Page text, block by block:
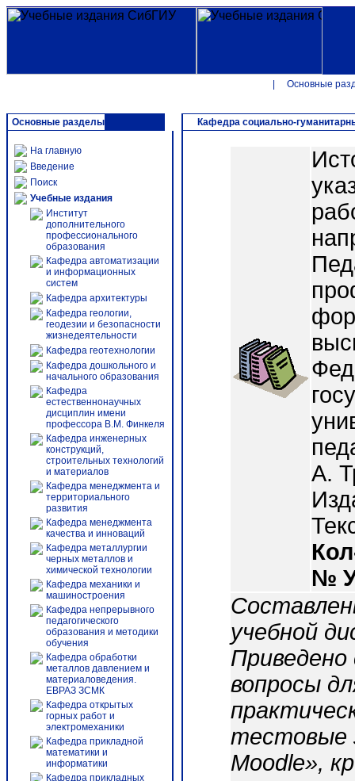
Основные
Основные разделы
На главную
Введение
Поиск
Учебные издания
Институт
дополнительного
профессионального
образования
Кафедра автоматизации
и информационных
систем
Кафедра архитектуры
Кафедра геологии,
геодезии и безопасности
жизнедеятельности
Кафедра геотехнологии
Кафедра дошкольного и
начального образования
Кафедра
естественнонаучных
дисциплин имени
профессора В.М. Финкеля
Кафедра инженерных
конструкций,
строительных технологий
и материалов
Кафедра менеджмента и
территориального
развития
Кафедра менеджмента
качества и инноваций
Кафедра металлургии
черных металлов и
химической технологии
Кафедра механики и
машиностроения
Кафедра непрерывного
педагогического
образования и методики
обучения
Кафедра обработки
металлов давлением и
материаловедения.
ЕВРАЗ ЗСМК
Кафедра открытых
горных работ и
электромеханики
Кафедра прикладной
математики и
информатики
Кафедра прикладных
Кафедра социально-
А.
№
учебной
Приведено
вопросы
тестовые
Moodle»,